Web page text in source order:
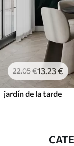
22.05€13 .23€
jardín de la tarde